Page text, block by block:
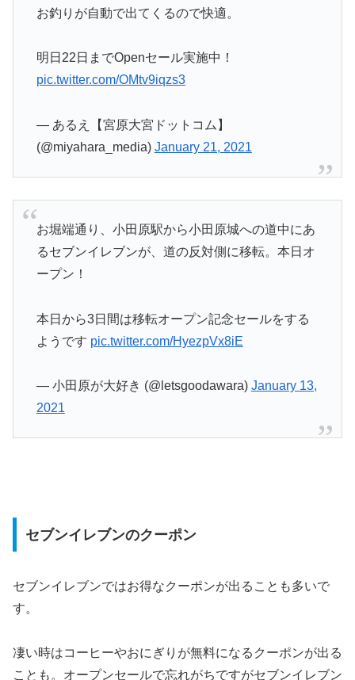
お釣りが自動で出てくるので快適。
明日22日までOpenセール実施中！
pic.twitter.com/OMtv9iqzs3
— あるえ【宮原大宮ドットコム】
(@miyahara_media) January 21, 2021
お堀端通り、小田原駅から小田原城への道中にあ
るセブンイレブンが、道の反対側に移転。本日オ
ープン！
本日から3日間は移転オープン記念セールをする
ようです pic.twitter.com/HyezpVx8iE
— 小田原が大好き (@letsgoodawara) January 13,
2021
セブンイレブンのクーポン
セブンイレブンではお得なクーポンが出ることも多いで
す。
凄い時はコーヒーやおにぎりが無料になるクーポンが出る
ことも。オープンセールで忘れがちですがセブンイレブン